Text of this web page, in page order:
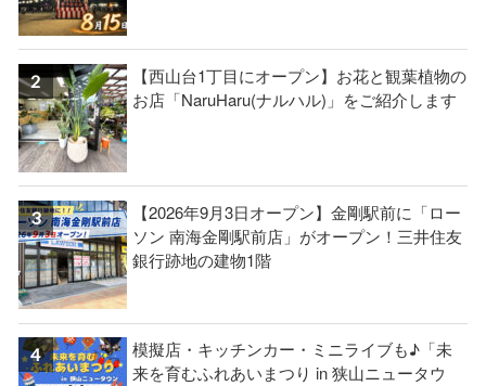
【西山台1丁目にオープン】お花と観葉植物の
お店「NaruHaru(ナルハル)」をご紹介します
【2026年9月3日オープン】金剛駅前に「ロー
ソン 南海金剛駅前店」がオープン！三井住友
銀行跡地の建物1階
模擬店・キッチンカー・ミニライブも♪「未
来を育むふれあいまつり in 狭山ニュータウ